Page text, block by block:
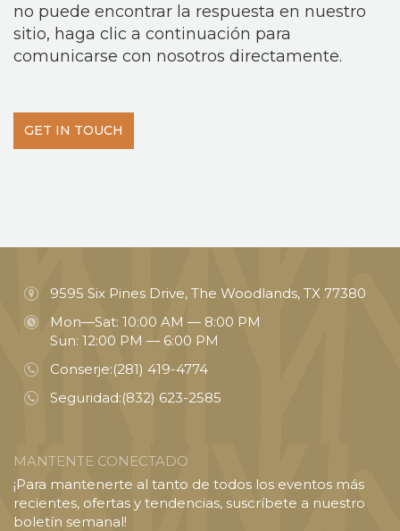
no puede encontrar la respuesta en nuestro
sitio, haga clic a continuación para
comunicarse con nosotros directamente.
GET IN TOUCH
9595 Six Pines Drive, The Woodlands, TX 77380
Mon—Sat: 10:00 AM — 8:00 PM
Sun: 12:00 PM — 6:00 PM
Conserje:(281) 419-4774
Seguridad:(832) 623-2585
MANTENTE CONECTADO
¡Para mantenerte al tanto de todos los eventos más
recientes, ofertas y tendencias, suscríbete a nuestro
boletín semanal!